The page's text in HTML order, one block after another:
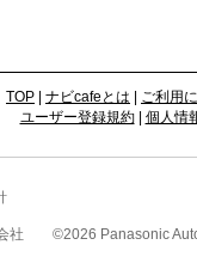
TOP ナビcafeとは
ご利用
ユーザー登録規約| 個人情
社 ©2026 Panasonic